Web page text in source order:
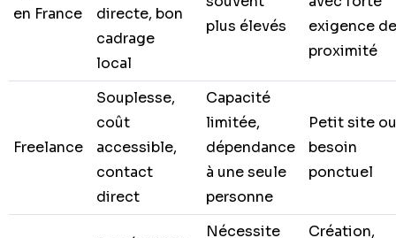
en France
directe, bon
cadrage
local
plus élevés
exigence de
proximité
Freelance
Souplesse,
coût
accessible,
contact
direct
Capacité
limitée,
dépendance
à une seule
personne
Petit site ou
besoin
ponctuel
Nécessite
Création,